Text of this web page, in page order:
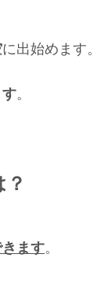
に出始めます。
。
ます。